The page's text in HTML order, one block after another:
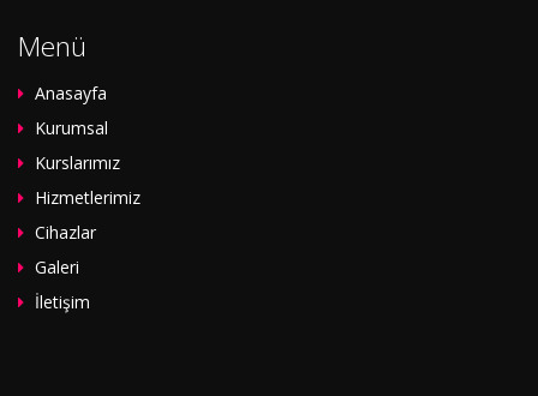
Menü
Anasayfa
Kurumsal
Kurslarımız
Hizmetlerimiz
Cihazlar
Galeri
İletişim